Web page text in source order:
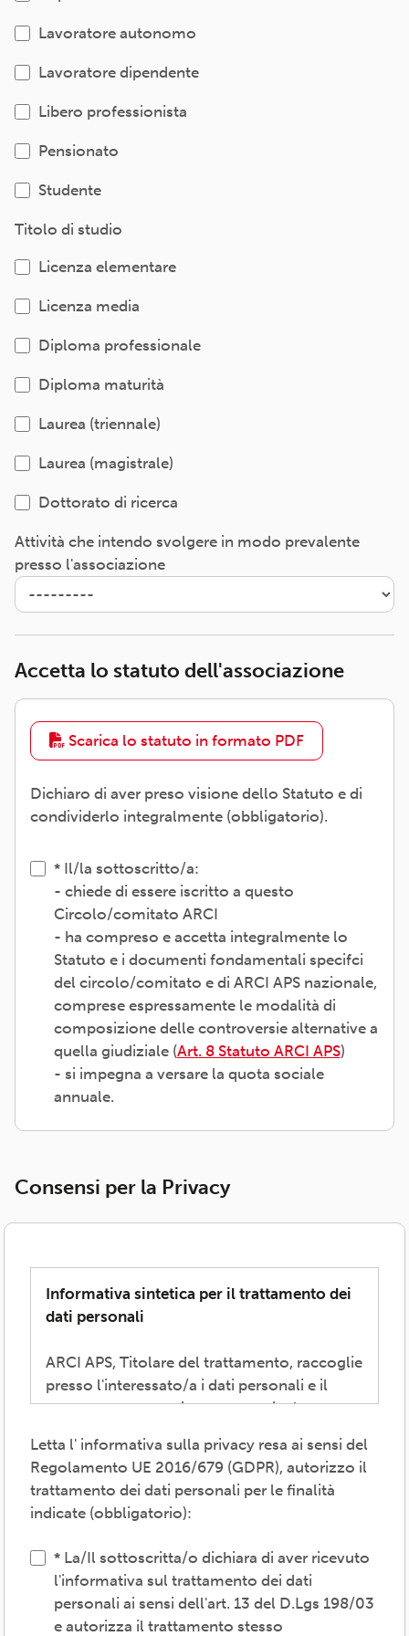
Lavoratore autonomo
Lavoratore dipendente
Libero professionista
Pensionato
Studente
Titolo di studio
Licenza elementare
Licenza media
Diploma professionale
Diploma maturità
Laurea (triennale)
Laurea (magistrale)
Dottorato di ricerca
Attività che intendo svolgere in modo prevalente
presso l'associazione
Accetta lo statuto dell'associazione
Scarica lo statuto in formato PDF
Dichiaro di aver preso visione dello Statuto e di
condividerlo integralmente (obbligatorio).
Il/la sottoscritto/a:
- chiede di essere iscritto a questo
Circolo/comitato ARCI
- ha compreso e accetta integralmente lo
Statuto e i documenti fondamentali specifci
del circolo/comitato e di ARCI APS nazionale,
comprese espressamente le modalità di
composizione delle controversie alternative a
quella giudiziale (Art. 8 Statuto ARCI APS)
- si impegna a versare la quota sociale
annuale.
Consensi per la Privacy
Informativa sintetica per il trattamento dei
dati personali
ARCI APS, Titolare del trattamento, raccoglie
presso l'interessato/a i dati personali e il
consenso necessari per consentire la
perseguire i valori propri del movimento
ARCI e affermati negli atti associativi
fondamentali -anche mediante attività,
convenzioni e servizi-, provvedere agli
vigenti, inviare comunicazioni promozionali.
Il trattamento verrà effettuato: con modalità
Letta l' informativa sulla privacy resa ai sensi del
Regolamento UE 2016/679 (GDPR), autorizzo il
trattamento dei dati personali per le finalità
indicate (obbligatorio):
La/Il sottoscritta/o dichiara di aver ricevuto
l'informativa sul trattamento dei dati
personali ai sensi dell'art. 13 del D.Lgs 198/03
e autorizza il trattamento stesso